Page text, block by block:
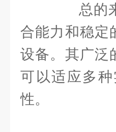
总的来
合能力和稳定
设备。其广泛
可以适应多
性。